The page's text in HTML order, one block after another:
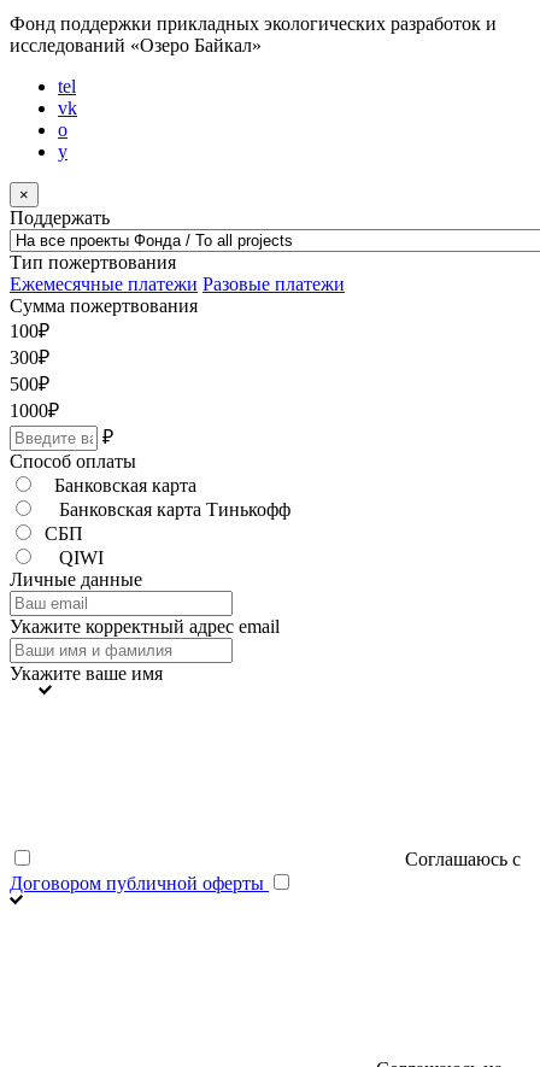
Фонд поддержки прикладных экологических разработок и
исследований «Озеро Байкал»
tel
vk
o
y
×
Поддержать
Тип пожертвования
Ежемесячные платежи Разовые платежи
Сумма пожертвования
100₽
300₽
500₽
1000₽
₽
Способ оплаты
Банковская карта
Банковская карта Тинькофф
СБП
QIWI
Личные данные
Укажите корректный адрес email
Укажите ваше имя
Соглашаюсь с
Договором публичной оферты